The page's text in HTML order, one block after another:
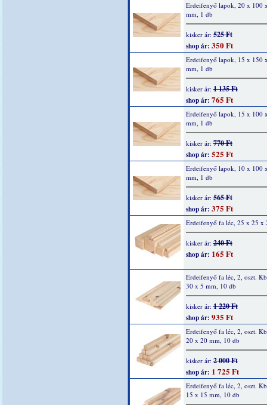
Erdeifenyő lapok, 20 x 100
mm, 1 db
kisker ár:525 Ft
shop ár: 350 Ft
Erdeifenyő lapok, 15 x 150
mm, 1 db
kisker ár:1 135 Ft
shop ár: 765 Ft
Erdeifenyő lapok, 15 x 100
mm, 1 db
kisker ár:770 Ft
shop ár: 525 Ft
Erdeifenyő lapok, 10 x 100
mm, 1 db
kisker ár:565 Ft
shop ár: 375 Ft
Erdeifenyő fa léc, 25 x 25 x
kisker ár:240 Ft
shop ár: 165 Ft
Erdeifenyő fa léc, 2, oszt.
30 x 5 mm, 10 db
kisker ár:1 220 Ft
shop ár: 935 Ft
Erdeifenyő fa léc, 2, oszt.
20 x 20 mm, 10 db
kisker ár:2 000 Ft
shop ár: 1 725 Ft
Erdeifenyő fa léc, 2, oszt.
15 x 15 mm, 10 db